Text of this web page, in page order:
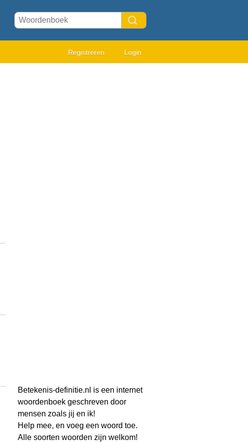
Registreren Login
Betekenis-definitie.nl is een internet
woordenboek geschreven door
mensen zoals jij en ik!
Help mee, en voeg een woord toe.
Alle soorten woorden zijn welkom!